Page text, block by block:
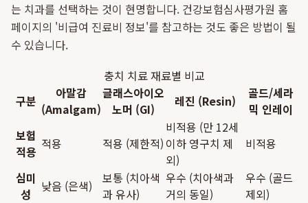
는 치과를 선택하는 것이 현명합니다. 건강보험심사평가원 홈
페이지의 '비급여 진료비 정보'를 참고하는 것도 좋은 방법이 될
수 있습니다.
충치 치료 재료별 비교
구분
아말감
(Amalgam)
글래스아이오
노머 (GI)
레진 (Resin)
골드/세라
믹 인레이
보험
적용 적용 적용 (제한적)
비적용 (만 12세
이하 영구치 제
외)
비적용
심미
성
낮음 (은색)
보통 (치아색
과 유사)
우수 (치아색과
거의 동일)
우수 (골드
제외)